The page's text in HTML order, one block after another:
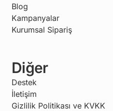
Blog
Kampanyalar
Kurumsal Sipariş
Diğer
Destek
İletişim
Gizlilik Politikası ve KVKK